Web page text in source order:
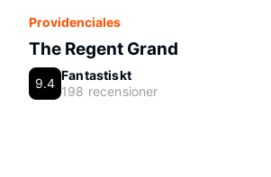
Providenciales
The Regent Grand
9.4
Fantastiskt
198 recensioner